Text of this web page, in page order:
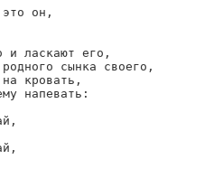
он,
и ласкают его,
сынка своего,
кровать,
напевать: